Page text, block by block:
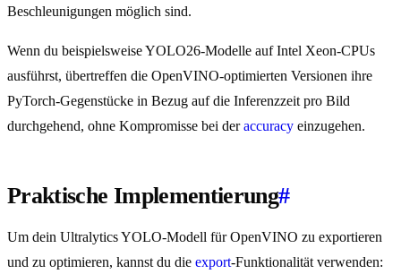
Beschleunigungen möglich sind.
Wenn du beispielsweise YOLO26-Modelle auf Intel Xeon-CPUs
ausführst, übertreffen die OpenVINO-optimierten Versionen ihre
PyTorch-Gegenstücke in Bezug auf die Inferenzzeit pro Bild
durchgehend, ohne Kompromisse bei deraccuracy einzugehen.
Praktische Implementierung#
Um dein Ultralytics YOLO-Modell für OpenVINO zu exportieren
und zu optimieren, kannst du die export-Funktionalität verwenden: